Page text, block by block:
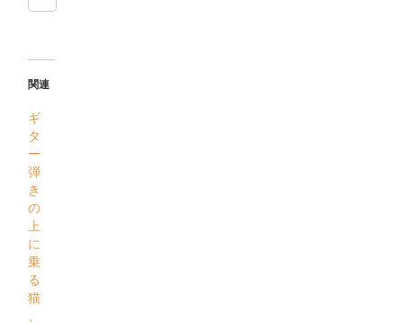
関連
ギ
タ
ー
弾
き
の
上
に
乗
る
猫